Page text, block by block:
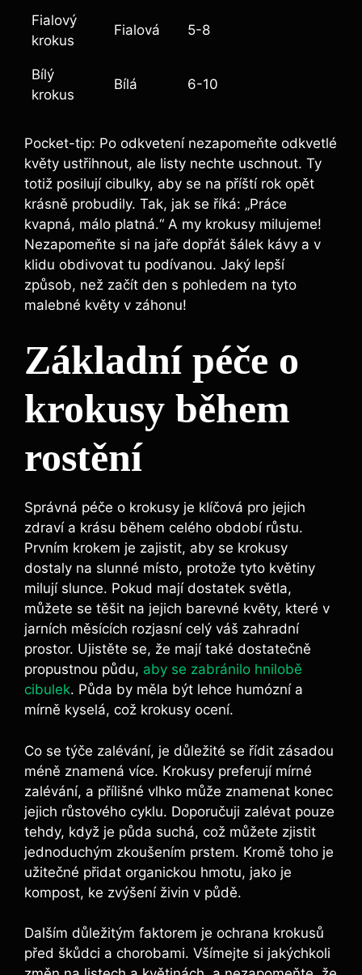
Fialový
krokus
Fialová 5-8
Bílý
krokus
Bílá 6-10
Pocket-tip: Po odkvetení nezapomeňte odkvetlé
květy ustřihnout, ale listy nechte uschnout. Ty
totiž posilují cibulky, aby se na příští rok opět
krásně probudily. Tak, jak se říká: „Práce
kvapná, málo platná.“ A my krokusy milujeme!
Nezapomeňte si na jaře dopřát šálek kávy a v
klidu obdivovat tu podívanou. Jaký lepší
způsob, než začít den s pohledem na tyto
malebné květy v záhonu!
Základní péče o
krokusy během
rostění
Správná péče o krokusy je klíčová pro jejich
zdraví a krásu během celého období růstu.
Prvním krokem je zajistit, aby se krokusy
dostaly na slunné místo, protože tyto květiny
milují slunce. Pokud mají dostatek světla,
můžete se těšit na jejich barevné květy, které v
jarních měsících rozjasní celý váš zahradní
prostor. Ujistěte se, že mají také dostatečně
propustnou půdu, aby se zabránilo hnilobě
cibulek. Půda by měla být lehce humózní a
mírně kyselá, což krokusy ocení.
Co se týče zalévání, je důležité se řídit zásadou
méně znamená více. Krokusy preferují mírné
zalévání, a přílišné vlhko může znamenat konec
jejich růstového cyklu. Doporučuji zalévat pouze
tehdy, když je půda suchá, což můžete zjistit
jednoduchým zkoušením prstem. Kromě toho je
užitečné přidat organickou hmotu, jako je
kompost, ke zvýšení živin v půdě.
Dalším důležitým faktorem je ochrana krokusů
před škůdci a chorobami. Všímejte si jakýchkoli